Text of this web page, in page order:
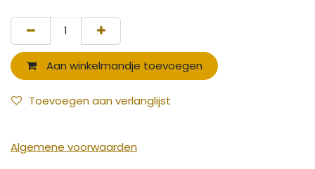
Aan winkelmandje toevoegen
Toevoegen aan verlanglijst
Algemene voorwaarden